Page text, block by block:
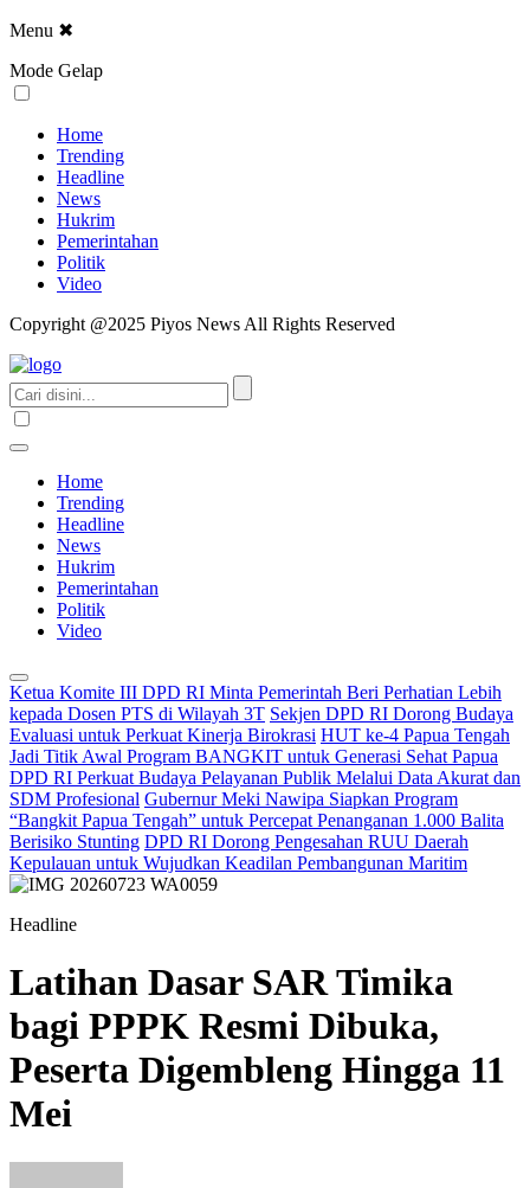
Menu ✖
Mode Gelap
Home
Trending
Headline
News
Hukrim
Pemerintahan
Politik
Video
Copyright @2025 Piyos News All Rights Reserved
Home
Trending
Headline
News
Hukrim
Pemerintahan
Politik
Video
Ketua Komite III DPD RI Minta Pemerintah Beri Perhatian Lebih
kepada Dosen PTS di Wilayah 3T Sekjen DPD RI Dorong Budaya
Evaluasi untuk Perkuat Kinerja Birokrasi HUT ke-4 Papua Tengah
Jadi Titik Awal Program BANGKIT untuk Generasi Sehat Papua
DPD RI Perkuat Budaya Pelayanan Publik Melalui Data Akurat dan
SDM Profesional Gubernur Meki Nawipa Siapkan Program
“Bangkit Papua Tengah” untuk Percepat Penanganan 1.000 Balita
Berisiko Stunting DPD RI Dorong Pengesahan RUU Daerah
Kepulauan untuk Wujudkan Keadilan Pembangunan Maritim
Headline
Latihan Dasar SAR Timika
bagi PPPK Resmi Dibuka,
Peserta Digembleng Hingga 11
Mei